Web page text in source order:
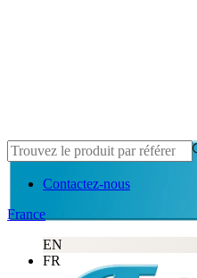
Contactez-nous
France
EN
FR